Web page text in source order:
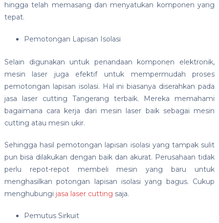
hingga telah memasang dan menyatukan komponen yang
tepat.
Pemotongan Lapisan Isolasi
Selain digunakan untuk penandaan komponen elektronik,
mesin laser juga efektif untuk mempermudah proses
pemotongan lapisan isolasi. Hal ini biasanya diserahkan pada
jasa laser cutting Tangerang terbaik. Mereka memahami
bagaimana cara kerja dari mesin laser baik sebagai mesin
cutting atau mesin ukir.
Sehingga hasil pemotongan lapisan isolasi yang tampak sulit
pun bisa dilakukan dengan baik dan akurat. Perusahaan tidak
perlu repot-repot membeli mesin yang baru untuk
menghasilkan potongan lapisan isolasi yang bagus. Cukup
menghubungi jasa laser cutting saja.
Pemutus Sirkuit